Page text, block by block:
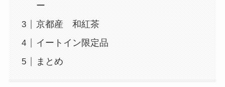
ー
京都産 和紅茶
イートイン限定品
まとめ